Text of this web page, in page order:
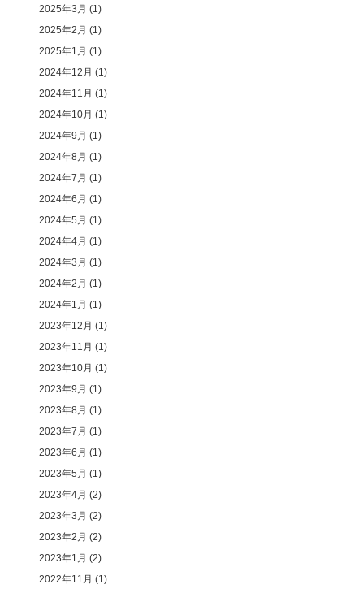
2025年3月 (1)
2025年2月 (1)
2025年1月 (1)
2024年12月 (1)
2024年11月 (1)
2024年10月 (1)
2024年9月 (1)
2024年8月 (1)
2024年7月 (1)
2024年6月 (1)
2024年5月 (1)
2024年4月 (1)
2024年3月 (1)
2024年2月 (1)
2024年1月 (1)
2023年12月 (1)
2023年11月 (1)
2023年10月 (1)
2023年9月 (1)
2023年8月 (1)
2023年7月 (1)
2023年6月 (1)
2023年5月 (1)
2023年4月 (2)
2023年3月 (2)
2023年2月 (2)
2023年1月 (2)
2022年11月 (1)